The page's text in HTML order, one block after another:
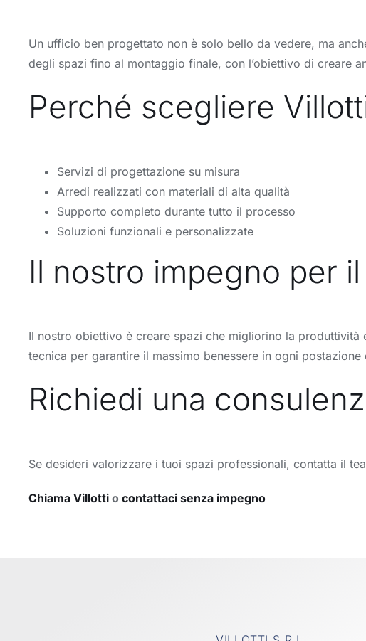
Un ufficio ben progettato non è solo bello da vedere, ma
degli spazi fino al montaggio finale, con l’obiettivo di creare
Perché scegliere
Servizi di progettazione su misura
Arredi realizzati con materiali di alta qualità
Supporto completo durante tutto il processo
Soluzioni funzionali e personalizzate
Il nostro impegno per
Il nostro obiettivo è creare spazi che migliorino la
tecnica per garantire il massimo benessere in ogni postazione
Richiedi una
Se desideri valorizzare i tuoi spazi professionali, contatta il
Chiama Villotti o contattaci senza impegno